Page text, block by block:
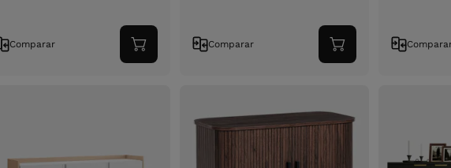
Comparar
Adicionar
ao
Comparar
Adicionar
ao